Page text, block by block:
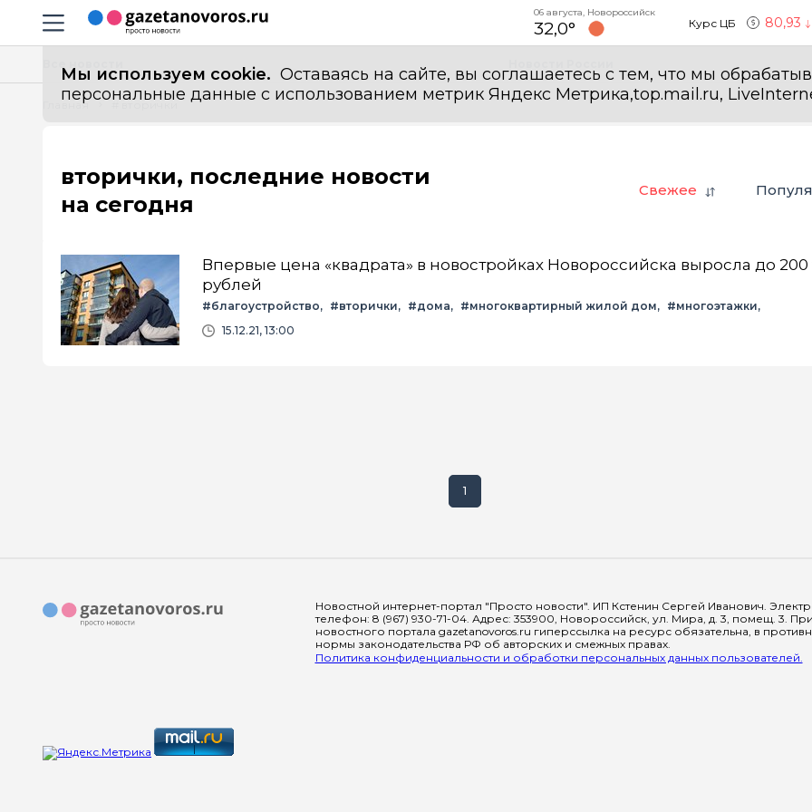
Навигация сайта
06 августа, Новороссийск
32,0° Курс ЦБ 80,93
Мы используем cookie. Оставаясь на сайте, вы соглашаетесь с тем, что мы
персональные данные с использованием метрик Яндекс Метрика,top.mail.ru,
Главная # вторички
вторички, последние новости
на сегодня
Свежее
Впервые цена «квадрата» в новостройках Новороссийска выросла до 200
рублей
#благоустройство #вторички #дома #многоквартирный жилой дом
#многоэтажки
15.12.21, 13:00
1
Новостной интернет-портал "Просто новости". ИП Кстенин Сергей Иванович.
телефон: 8 (967) 930-71-04. Адрес: 353900, Новороссийск, ул. Мира, д. 3, помещ. 3.
новостного портала gazetanovoros.ru гиперссылка на ресурс обязательна, в
нормы законодательства РФ об авторских и смежных правах.
Политика конфиденциальности и обработки персональных данных пользователей.